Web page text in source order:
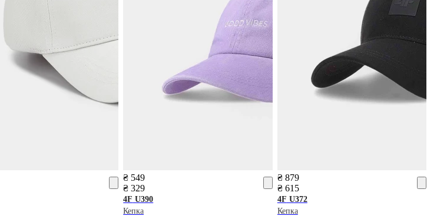
₴ 549
₴ 329
4F U390
Кепка
₴ 879
₴ 615
4F U372
Кепка